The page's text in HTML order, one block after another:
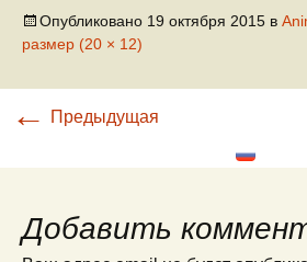
Опубликовано 19 октября 2015 в
размер (20 × 12)
← Предыдущая
Добавить